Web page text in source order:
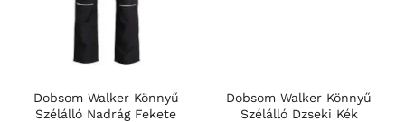
Dobsom Walker Könnyű
Szélálló Nadrág Fekete
Dobsom Walker Könnyű
Szélálló Dzseki Kék